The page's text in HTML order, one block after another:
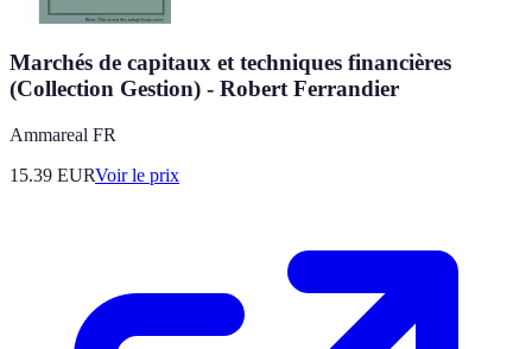
Marchés de capitaux et techniques financières
(Collection Gestion) - Robert Ferrandier
Ammareal FR
15.39 EURVoir le prix